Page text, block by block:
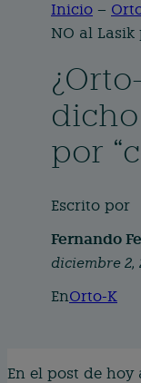
Inicio –
NO al Lasik
por
Escrito por
Fernando
diciembre 2,
EnOrto-K
En el post de hoy